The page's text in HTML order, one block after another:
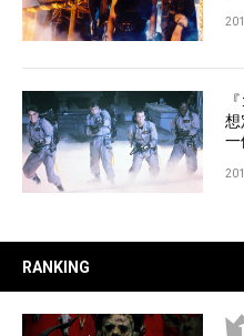
想
一
RANKING